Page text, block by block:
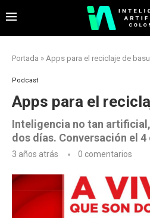
Portada » Apps para el reciclaje de
Podcast
Apps para el
Inteligencia no tan
dos días. Conversación el
3 años atrás 0 comentarios